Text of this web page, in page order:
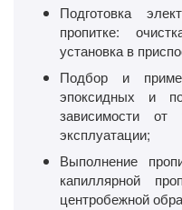
Подготовка
пропитке:
установка в
Подбор и
эпоксидных и
зависимости
эксплуатации;
Выполнение
капиллярной
центробежной